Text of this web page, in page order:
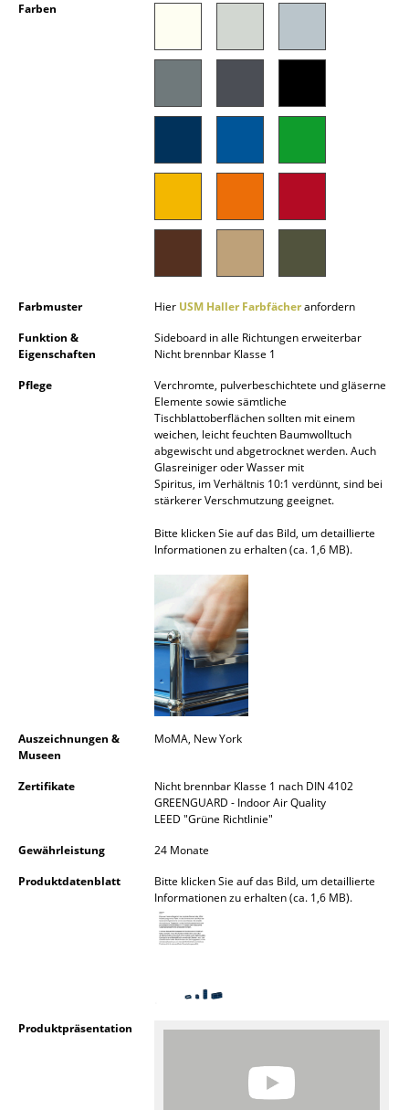
Doppelbetten
Nachttische & Bettzubehör
Spiegel
Figuren & Miniaturen
Vasen
Aufbewahrungsboxen
... alle Accessoires
Räume
Esszimmer
Schlafzimmer
Badezimmer
Farben
Farbmuster Hier USM Haller Farbfächeranfordern
Funktion &
Eigenschaften
Sideboard in alle Richtungen erweiterbar
Nicht brennbar Klasse 1
Pflege
Verchromte, pulverbeschichtete und gläserne
Elemente sowie sämtliche
Tischblattoberflächen sollten mit einem
weichen, leicht feuchten Baumwolltuch
abgewischt und abgetrocknet werden. Auch
Glasreiniger oder Wasser mit
Spiritus, im Verhältnis 10:1 verdünnt, sind bei
stärkerer Verschmutzung geeignet.
Bitte klicken Sie auf das Bild, um detaillierte
Informationen zu erhalten (ca. 1,6 MB).
Auszeichnungen &
Museen
MoMA, New York
Zertifikate
Nicht brennbar Klasse 1 nach DIN 4102
GREENGUARD - Indoor Air Quality
LEED "Grüne Richtlinie"
Gewährleistung
24 Monate
Produktdatenblatt
Bitte klicken Sie auf das Bild, um detaillierte
Informationen zu erhalten (ca. 1,6 MB).
Produktpräsentation